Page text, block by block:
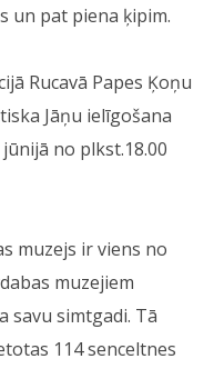
un pat piena ķipim.
Rucavā Papes Ķoņu
Jāņu ielīgošana
no plkst.18.00
muzejs ir viens no
muzejiem
savu simtgadi. Tā
114 senceltnes